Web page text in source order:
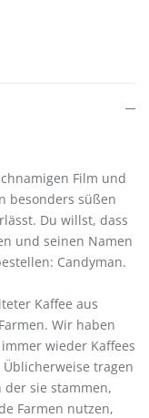
Film und
besonders süßen
Du willst, dass
und seinen Namen
Candyman.
Kaffee aus
Wir haben
wieder Kaffees
tragen
der sie stammen,
Farmen nutzen,